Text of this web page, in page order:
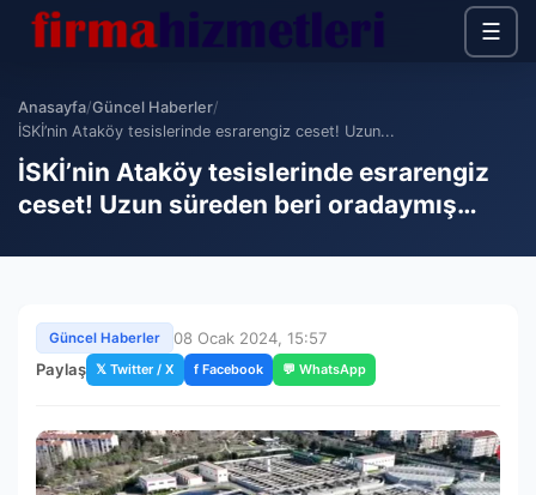
☰
Anasayfa/Güncel Haberler/
İSKİ’nin Ataköy tesislerinde esrarengiz ceset! Uzun...
İSKİ’nin Ataköy tesislerinde esrarengiz
ceset! Uzun süreden beri oradaymış…
Güncel Haberler
08 Ocak 2024, 15:57
Paylaş 𝕏 Twitter / X f Facebook 💬 WhatsApp